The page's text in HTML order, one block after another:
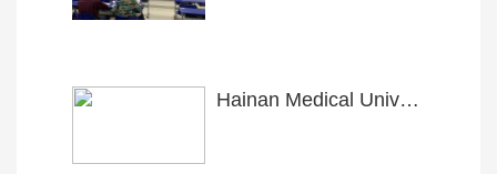
Hainan Medical University Admission Brochure(Postgraduate Programme 2018-2019)